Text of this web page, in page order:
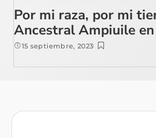
Por mi raza, por mi
Ancestral Ampiuile
15 septiembre, 2023